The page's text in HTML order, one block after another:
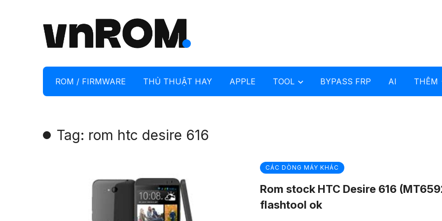
ROM / FIRMWARE THỦ THUẬT HAY APPLE TOOL BYPASS FRP AI THÊM
Tag: rom htc desire 616
CÁC DÒNG MÁY KHÁC
Rom stock HTC Desire 616
flashtool ok